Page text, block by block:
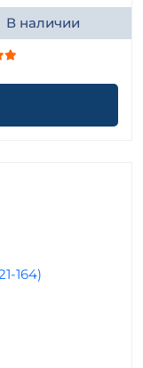
В наличии